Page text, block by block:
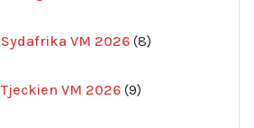
Sydafrika VM 2026 8
produkter
Tjeckien VM 2026 9
produkter